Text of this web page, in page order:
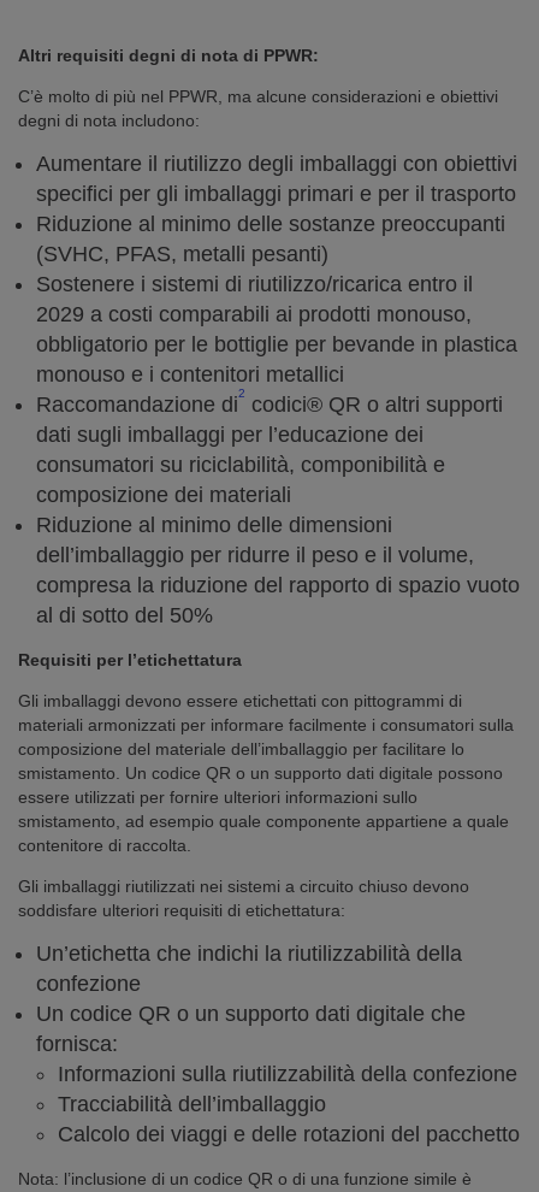
Altri requisiti degni di nota di PPWR:
C’è molto di più nel PPWR, ma alcune considerazioni e obiettivi
degni di nota includono:
Aumentare il riutilizzo degli imballaggi con obiettivi
specifici per gli imballaggi primari e per il trasporto
Riduzione al minimo delle sostanze preoccupanti
(SVHC, PFAS, metalli pesanti)
Sostenere i sistemi di riutilizzo/ricarica entro il
2029 a costi comparabili ai prodotti monouso,
obbligatorio per le bottiglie per bevande in plastica
monouso e i contenitori metallici
Raccomandazione di2
codici® QR o altri supporti
dati sugli imballaggi per l’educazione dei
consumatori su riciclabilità, componibilità e
composizione dei materiali
Riduzione al minimo delle dimensioni
dell’imballaggio per ridurre il peso e il volume,
compresa la riduzione del rapporto di spazio vuoto
al di sotto del 50%
Requisiti per l’etichettatura
Gli imballaggi devono essere etichettati con pittogrammi di
materiali armonizzati per informare facilmente i consumatori sulla
composizione del materiale dell’imballaggio per facilitare lo
smistamento. Un codice QR o un supporto dati digitale possono
essere utilizzati per fornire ulteriori informazioni sullo
smistamento, ad esempio quale componente appartiene a quale
contenitore di raccolta.
Gli imballaggi riutilizzati nei sistemi a circuito chiuso devono
soddisfare ulteriori requisiti di etichettatura:
Un’etichetta che indichi la riutilizzabilità della
confezione
Un codice QR o un supporto dati digitale che
fornisca:
Informazioni sulla riutilizzabilità della confezione
Tracciabilità dell’imballaggio
Calcolo dei viaggi e delle rotazioni del pacchetto
Nota: l’inclusione di un codice QR o di una funzione simile è